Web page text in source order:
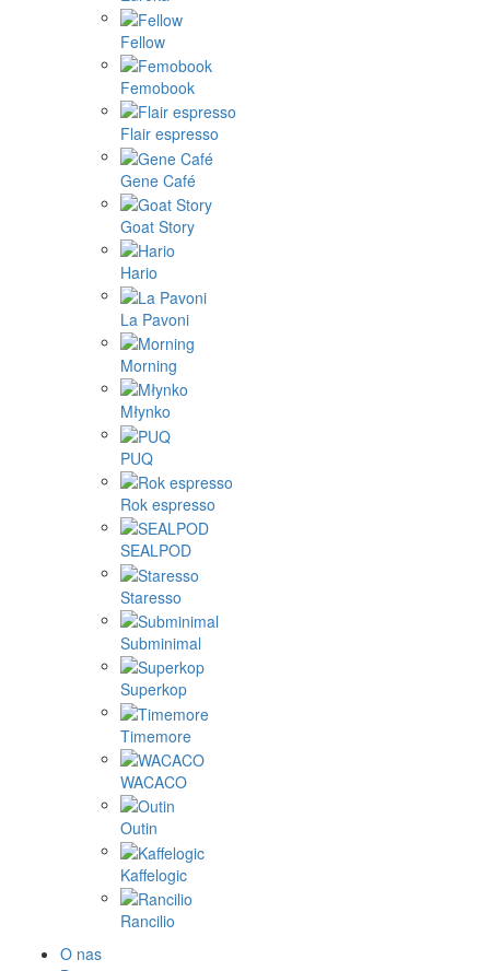
Fellow
Femobook
Flair espresso
Gene Café
Goat Story
Hario
La Pavoni
Morning
Młynko
PUQ
Rok espresso
SEALPOD
Staresso
Subminimal
Superkop
Timemore
WACACO
Outin
Kaffelogic
Rancilio
O nas